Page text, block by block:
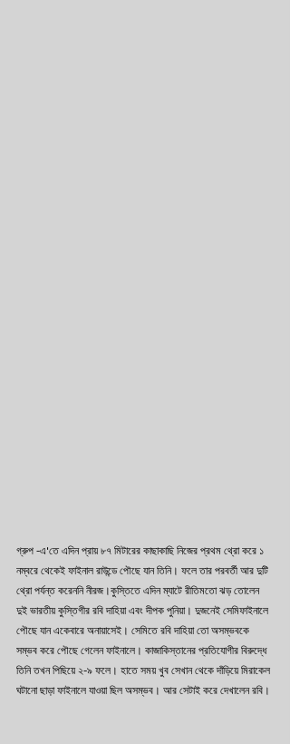
গ্রুপ -এ'তে এদিন প্রায় ৮৭ মিটারের কাছাকাছি নিজের প্রথম থ্রো করে ১
নম্বরে থেকেই ফাইনাল রাউন্ডে পৌছে যান তিনি। ফলে তার পরবর্তী আর দুটি
থ্রো পর্যন্ত করেননি নীরজ।কুস্তিতে এদিন ম্যাটে রীতিমতো ঝড় তোলেন
দুই ভারতীয় কুস্তিগীর রবি দাহিয়া এবং দীপক পুনিয়া। দুজনেই সেমিফাইনালে
পৌছে যান একেবারে অনায়াসেই। সেমিতে রবি দাহিয়া তো অসম্ভবকে
সম্ভব করে পৌছে গেলেন ফাইনালে। কাজাকিস্তানের প্রতিযোগীর বিরুদ্ধে
তিনি তখন পিছিয়ে ২-৯ ফলে। হাতে সময় খুব সেখান থেকে দাঁড়িয়ে মিরাকেল
ঘটানো ছাড়া ফাইনালে যাওয়া ছিল অসম্ভব। আর সেটাই করে দেখালেন রবি।